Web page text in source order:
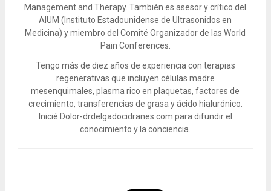
Management and Therapy. También es asesor y crítico del
AIUM (Instituto Estadounidense de Ultrasonidos en
Medicina) y miembro del Comité Organizador de las World
Pain Conferences.
Tengo más de diez años de experiencia con terapias
regenerativas que incluyen células madre
mesenquimales, plasma rico en plaquetas, factores de
crecimiento, transferencias de grasa y ácido hialurónico.
Inicié Dolor-drdelgadocidranes.com para difundir el
conocimiento y la conciencia.